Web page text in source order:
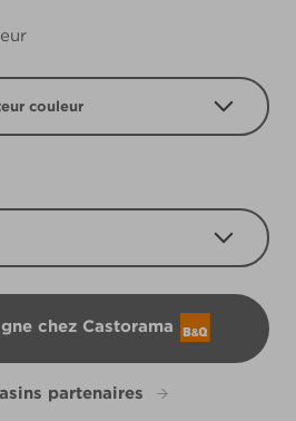
couleur
chez Castorama
partenaires